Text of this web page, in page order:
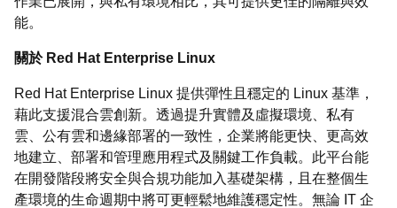
能。
關於 Red Hat Enterprise Linux
Red Hat Enterprise Linux 提供彈性且穩定的 Linux 基準，
藉此支援混合雲創新。透過提升實體及虛擬環境、私有
雲、公有雲和邊緣部署的一致性，企業將能更快、更高效
地建立、部署和管理應用程式及關鍵工作負載。此平台能
在開發階段將安全與合規功能加入基礎架構，且在整個生
產環境的生命週期中將可更輕鬆地維護穩定性。無論 IT 企